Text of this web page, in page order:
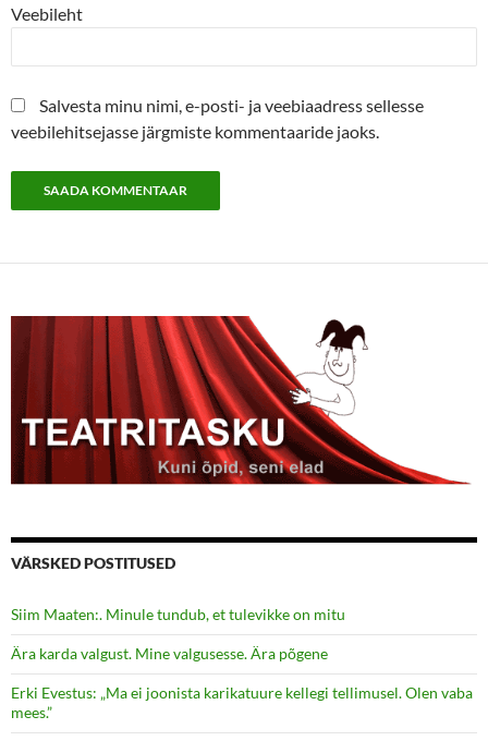
Veebileht
Salvesta minu nimi, e-posti- ja veebiaadress sellesse
veebilehitsejasse järgmiste kommentaaride jaoks.
VÄRSKED POSTITUSED
Siim Maaten:. Minule tundub, et tulevikke on mitu
Ära karda valgust. Mine valgusesse. Ära põgene
Erki Evestus: „Ma ei joonista karikatuure kellegi tellimusel. Olen vaba
mees.”